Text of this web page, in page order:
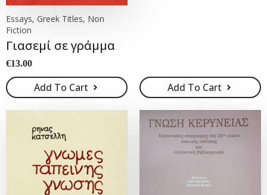
Essays, Greek Titles, Non
Fiction
Γιασεμί σε γράμμα
€13.00
Add To Cart Add To Cart